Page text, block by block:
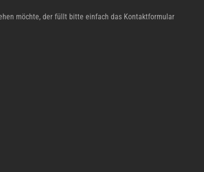
möchte, der füllt bitte einfach das Kontaktformular